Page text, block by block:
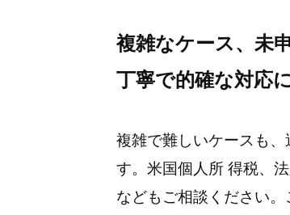
複雑なケース、未
丁寧で的確な対応
複雑で難しいケースも
す。米国個人所 得税、
などもご相談ください